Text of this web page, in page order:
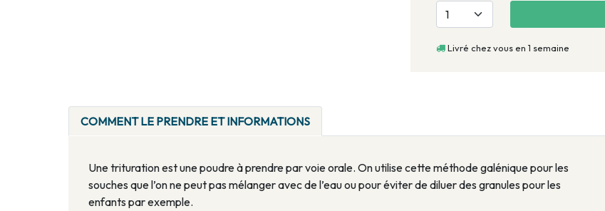
Livré chez vous en 1 semaine
COMMENT LE PRENDRE ET INFORMATIONS
Une trituration est une poudre à prendre par voie orale. On utilise cette méthode galénique pour les
souches que l’on ne peut pas mélanger avec de l’eau ou pour éviter de diluer des granules pour les
enfants par exemple.